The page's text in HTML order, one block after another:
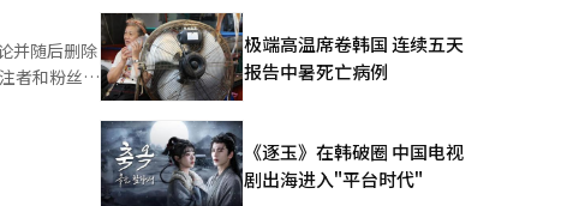
前与HBO
型活动导致
1902亿韩
时，综艺
平台的
。通过
果，移动
并随后删除
这种情况
极端高温席卷韩国 连续五天
报告中暑死亡病例
《逐玉》在韩破圈 中国电视
剧出海进入"平台时代"